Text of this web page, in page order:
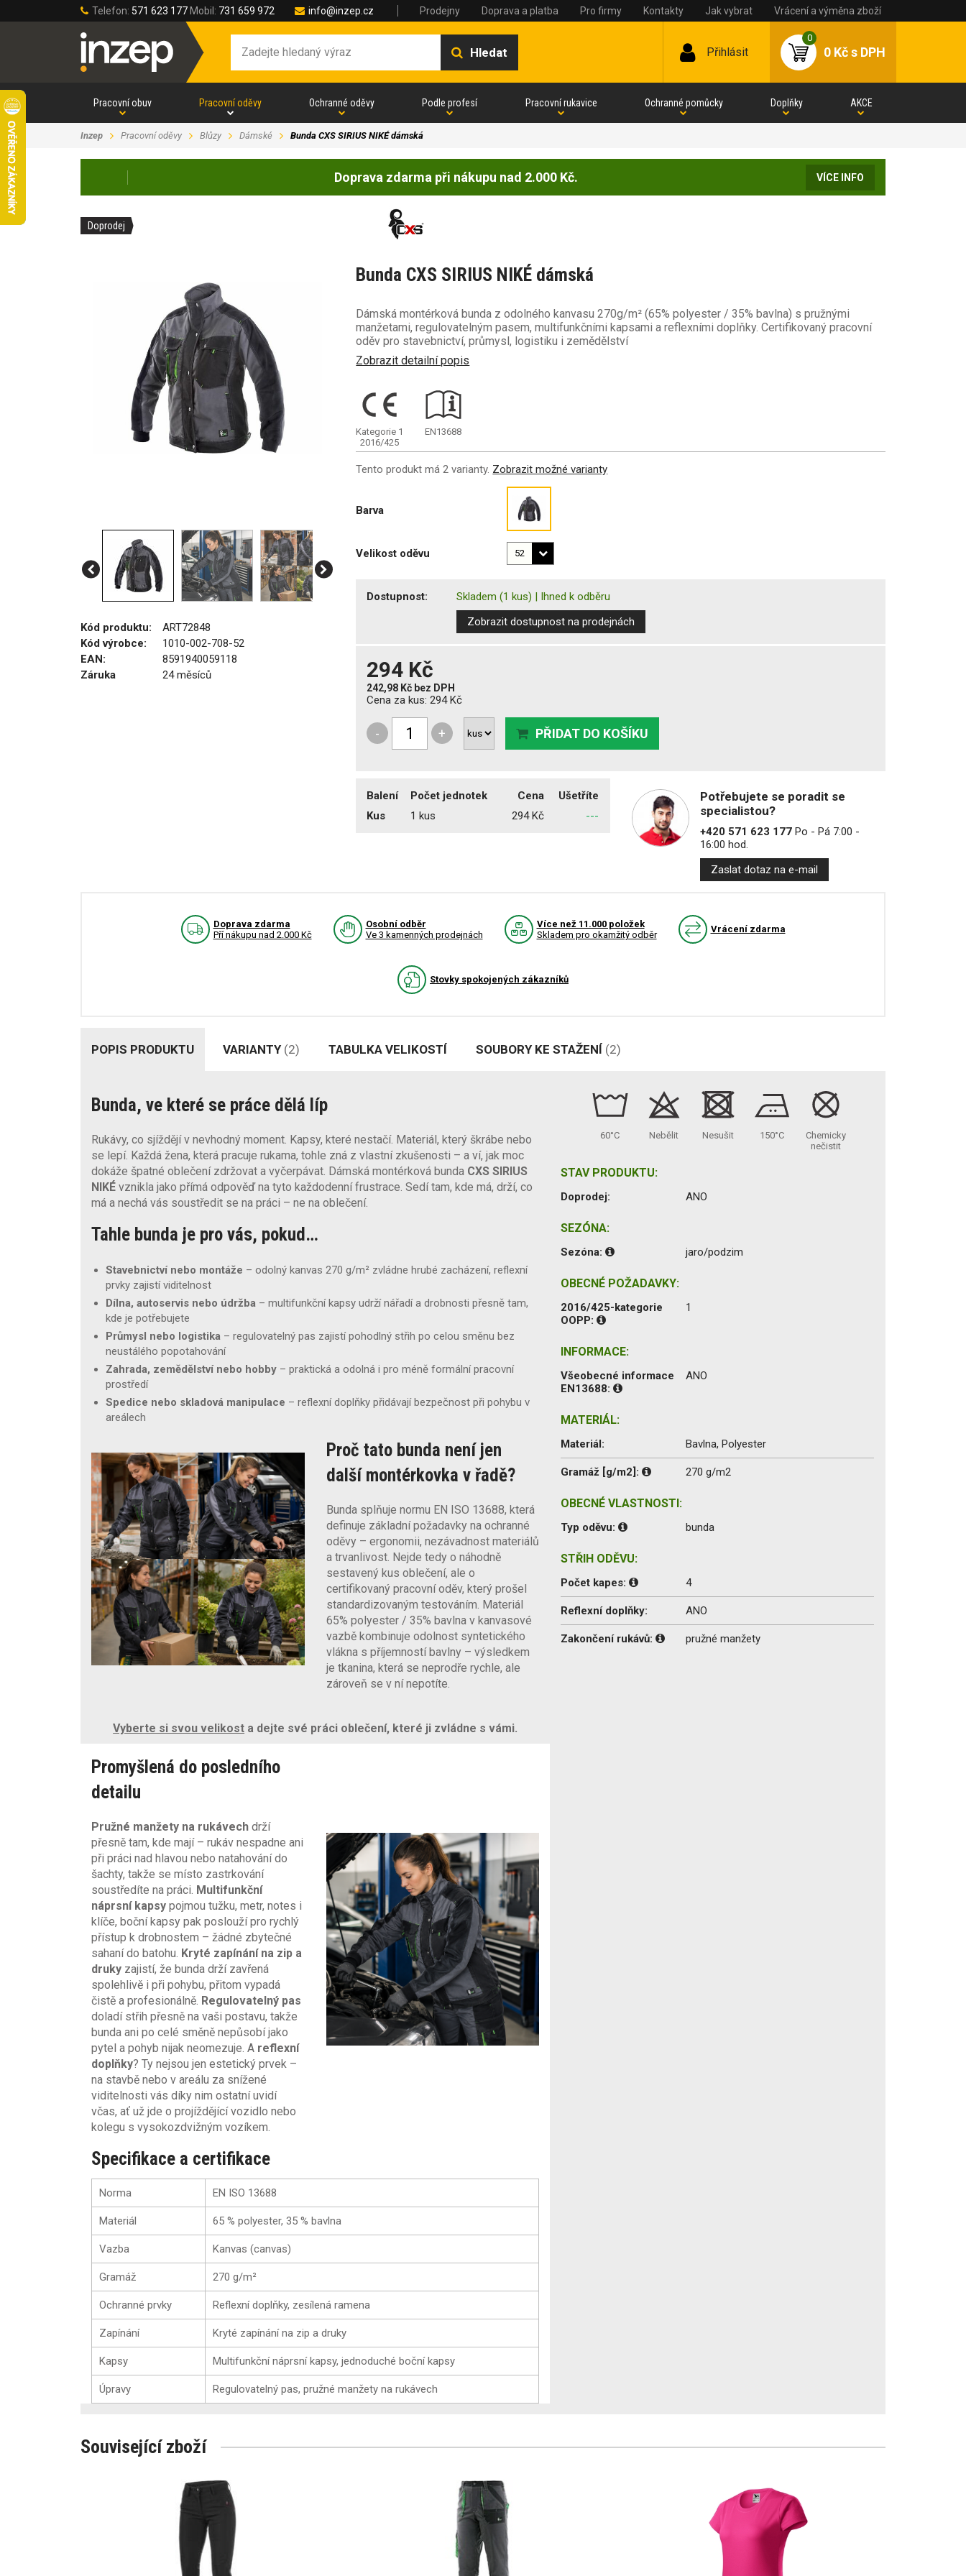
Telefon: 571 623 177 Mobil: 731 659 972 info@inzep.cz Prodejny Doprava a platba Pro firmy Kontakty Jak vybrat Vrácení a výměna zboží
Hledat Přihlásit
0
0 Kčs DPH
Pracovní obuv Pracovní oděvy Ochranné oděvy Podle profesí Pracovní rukavice Ochranné pomůcky Doplňky AKCE
Inzep Pracovní oděvy Blůzy Dámské Bunda CXS SIRIUS NIKÉ dámská
Doprava zdarma při nákupu nad 2.000 Kč. VÍCE INFO
Doprodej
Kód produktu:
ART72848
Kód výrobce:
1010-002-708-52
EAN:
8591940059118
Záruka
24 měsíců
Bunda CXS SIRIUS NIKÉ dámská
Dámská montérková bunda z odolného kanvasu 270g/m² (65% polyester / 35% bavlna) s pružnými
manžetami, regulovatelným pasem, multifunkčními kapsami a reflexními doplňky. Certifikovaný pracovní
oděv pro stavebnictví, průmysl, logistiku i zemědělství
Zobrazit detailní popis
Kategorie 1
2016/425
EN13688
Tento produkt má 2 varianty. Zobrazit možné varianty
Barva
Velikost oděvu
Dostupnost: Skladem (1 kus) | Ihned k odběru
Zobrazit dostupnost na prodejnách
294 Kč
242,98 Kč bez DPH
Cena za kus:294 Kč
- + PŘIDAT DO KOŠÍKU
Balení Počet jednotek Cena
Ušetříte
Kus
1 kus 294 Kč ---
Potřebujete se poradit se
specialistou?
+420 571 623 177Po - Pá 7:00 -
16:00 hod.
Zaslat dotaz na e-mail
Doprava zdarma
Pří nákupu nad 2.000 Kč
Osobní odběr
Ve 3 kamenných prodejnách
Více než 11.000 položek
Skladem pro okamžitý odběr
Vrácení zdarma
Stovky spokojených zákazníků
POPIS PRODUKTU VARIANTY (2) TABULKA VELIKOSTÍ SOUBORY KE STAŽENÍ (2)
Bunda, ve které se práce dělá líp
Rukávy, co sjíždějí v nevhodný moment. Kapsy, které nestačí. Materiál, který škrábe nebo
se lepí. Každá žena, která pracuje rukama, tohle zná z vlastní zkušenosti – a ví, jak moc
dokáže špatné oblečení zdržovat a vyčerpávat. Dámská montérková bunda CXS SIRIUS
NIKÉ vznikla jako přímá odpověď na tyto každodenní frustrace. Sedí tam, kde má, drží, co
má a nechá vás soustředit se na práci – ne na oblečení.
Tahle bunda je pro vás, pokud…
Stavebnictví nebo montáže – odolný kanvas 270 g/m² zvládne hrubé zacházení, reflexní
prvky zajistí viditelnost
Dílna, autoservis nebo údržba – multifunkční kapsy udrží nářadí a drobnosti přesně tam,
kde je potřebujete
Průmysl nebo logistika – regulovatelný pas zajistí pohodlný střih po celou směnu bez
neustálého popotahování
Zahrada, zemědělství nebo hobby – praktická a odolná i pro méně formální pracovní
prostředí
Spedice nebo skladová manipulace – reflexní doplňky přidávají bezpečnost při pohybu v
areálech
Proč tato bunda není jen
další montérkovka v řadě?
Bunda splňuje normu EN ISO 13688, která
definuje základní požadavky na ochranné
oděvy – ergonomii, nezávadnost materiálů
a trvanlivost. Nejde tedy o náhodně
sestavený kus oblečení, ale o
certifikovaný pracovní oděv, který prošel
standardizovaným testováním. Materiál
65% polyester / 35% bavlna v kanvasové
vazbě kombinuje odolnost syntetického
vlákna s příjemností bavlny – výsledkem
je tkanina, která se neprodře rychle, ale
zároveň se v ní nepotíte.
Vyberte si svou velikost a dejte své práci oblečení, které ji zvládne s vámi.
Promyšlená do posledního
detailu
Pružné manžety na rukávech drží
přesně tam, kde mají – rukáv nespadne ani
při práci nad hlavou nebo natahování do
šachty, takže se místo zastrkování
soustředíte na práci. Multifunkční
náprsní kapsy pojmou tužku, metr, notes i
klíče, boční kapsy pak poslouží pro rychlý
přístup k drobnostem – žádné zbytečné
sahaní do batohu. Kryté zapínání na zip a
druky zajistí, že bunda drží zavřená
spolehlivě i při pohybu, přitom vypadá
čistě a profesionálně. Regulovatelný pas
doladí střih přesně na vaši postavu, takže
bunda ani po celé směně nepůsobí jako
pytel a pohyb nijak neomezuje. A reflexní
doplňky? Ty nejsou jen estetický prvek –
na stavbě nebo v areálu za snížené
viditelnosti vás díky nim ostatní uvidí
včas, ať už jde o projíždějící vozidlo nebo
kolegu s vysokozdvižným vozíkem.
Specifikace a certifikace
Norma EN ISO 13688
Materiál 65 % polyester, 35 % bavlna
Vazba Kanvas (canvas)
Gramáž 270 g/m²
Ochranné prvky Reflexní doplňky, zesílená ramena
Zapínání Kryté zapínání na zip a druky
Kapsy Multifunkční náprsní kapsy, jednoduché boční kapsy
Úpravy Regulovatelný pas, pružné manžety na rukávech
60°C Nebělit Nesušit 150°C
Chemicky
nečistit
STAV PRODUKTU:
Doprodej: ANO
SEZÓNA:
Sezóna: jaro/podzim
OBECNÉ POŽADAVKY:
2016/425-kategorie
OOPP:
1
INFORMACE:
Všeobecné informace
EN13688:
ANO
MATERIÁL:
Materiál: Bavlna, Polyester
Gramáž [g/m2]: 270 g/m2
OBECNÉ VLASTNOSTI:
Typ oděvu: bunda
STŘIH ODĚVU:
Počet kapes: 4
Reflexní doplňky: ANO
Zakončení rukávů: pružné manžety
Související zboží